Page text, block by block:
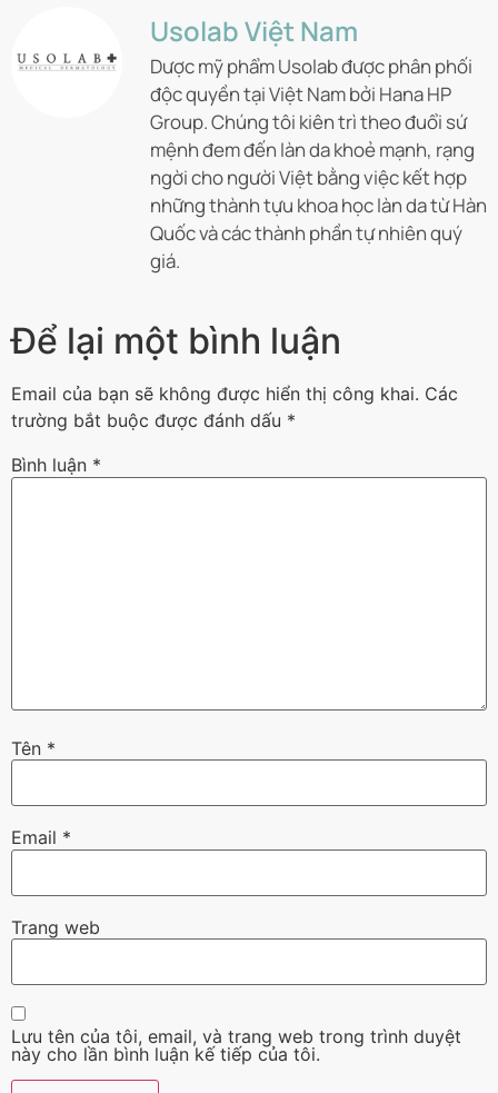
Usolab Việt Nam
Dược mỹ phẩm Usolab được phân phối
độc quyền tại Việt Nam bởi Hana HP
Group. Chúng tôi kiên trì theo đuổi sứ
mệnh đem đến làn da khoẻ mạnh, rạng
ngời cho người Việt bằng việc kết hợp
những thành tựu khoa học làn da từ Hàn
Quốc và các thành phần tự nhiên quý
giá.
Để lại một bình luận
Email của bạn sẽ không được hiển thị công khai. Các
trường bắt buộc được đánh dấu *
Bình luận *
Tên *
Email *
Trang web
Lưu tên của tôi, email, và trang web trong trình duyệt
này cho lần bình luận kế tiếp của tôi.